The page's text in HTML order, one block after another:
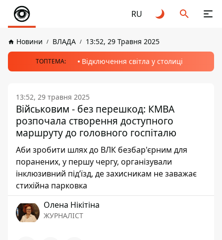
RU
Новини ВЛАДА 13:52, 29 Травня 2025
ТОПТЕМА: Відключення світла у столиці
13:52, 29 травня 2025
Військовим - без перешкод: КМВА
розпочала створення доступного
маршруту до головного госпіталю
Аби зробити шлях до ВЛК безбар'єрним для
поранених, у першу чергу, організували
інклюзивний під’їзд, де захисникам не заважає
стихійна парковка
Олена Нікітіна
ЖУРНАЛІСТ